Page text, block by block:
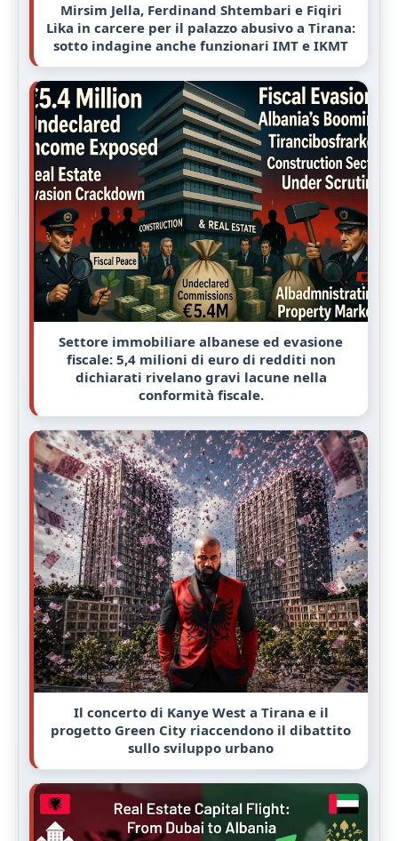
Mirsim Jella, Ferdinand Shtembari e Fiqiri
Lika in carcere per il palazzo abusivo a Tirana:
sotto indagine anche funzionari IMT e IKMT
Settore immobiliare albanese ed evasione
fiscale: 5,4 milioni di euro di redditi non
dichiarati rivelano gravi lacune nella
conformità fiscale.
Il concerto di Kanye West a Tirana e il
progetto Green City riaccendono il dibattito
sullo sviluppo urbano